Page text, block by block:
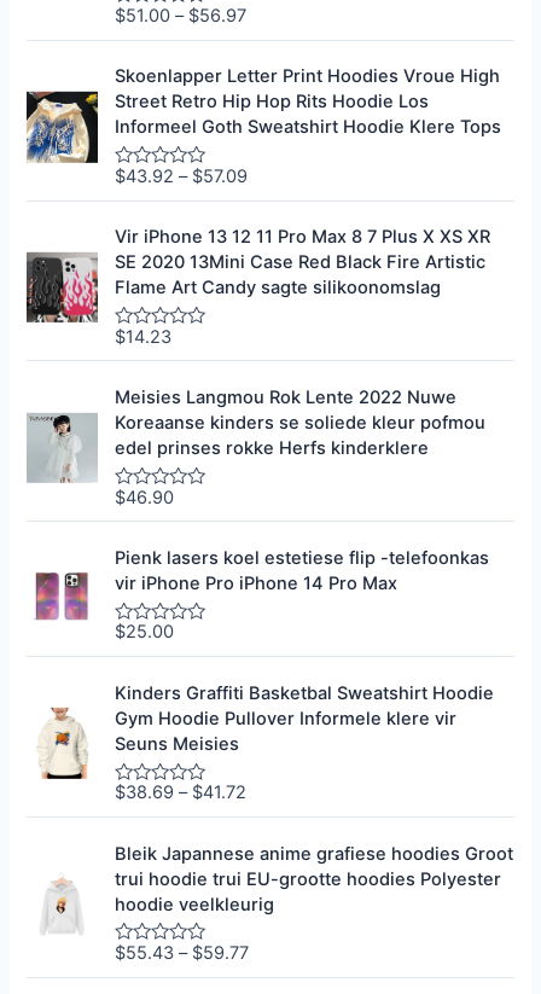
u
i
t
G
e
r
a
d
e
e
r
0
u
i
5
$51.00 – $56.97
Skoenlapper Letter Print Hoodies Vroue High
Street Retro Hip Hop Rits Hoodie Los
Informeel Goth Sweatshirt Hoodie Klere Tops
G
e
r
a
d
e
e
r
0
u
i
5
$43.92 – $57.09
Vir iPhone 13 12 11 Pro Max 8 7 Plus X XS XR
SE 2020 13Mini Case Red Black Fire Artistic
Flame Art Candy sagte silikoonomslag
G
e
r
a
d
e
e
r
0
u
i
5
$14.23
Meisies Langmou Rok Lente 2022 Nuwe
Koreaanse kinders se soliede kleur pofmou
edel prinses rokke Herfs kinderklere
G
e
r
a
d
e
e
r
0
i
t
5
$46.90
Pienk lasers koel estetiese flip -telefoonkas
vir iPhone Pro iPhone 14 Pro Max
G
e
r
a
d
e
e
r
0
u
i
5
$25.00
Kinders Graffiti Basketbal Sweatshirt Hoodie
Gym Hoodie Pullover Informele klere vir
Seuns Meisies
G
e
r
a
d
e
e
r
0
u
i
$38.69 – $41.72
Bleik Japannese anime grafiese hoodies Groot
trui hoodie trui EU-grootte hoodies Polyester
hoodie veelkleurig
G
e
$55.43 – $59.77